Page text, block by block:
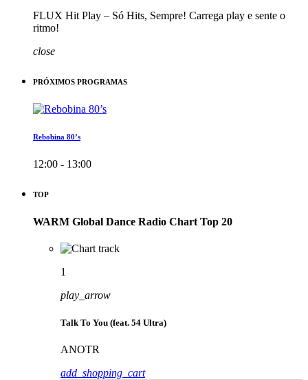
FLUX Hit Play – Só Hits, Sempre! Carrega play e sente o
ritmo!
close
PRÓXIMOS PROGRAMAS
Rebobina 80’s
12:00 - 13:00
TOP
WARM Global Dance Radio Chart Top 20
1
play_arrow
Talk To You (feat. 54 Ultra)
ANOTR
add_shopping_cart